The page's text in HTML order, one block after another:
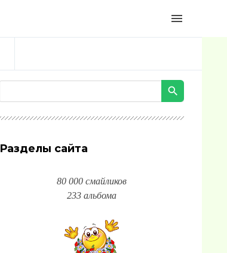
menu
Разделы сайта
80 000 смайликов
233 альбома